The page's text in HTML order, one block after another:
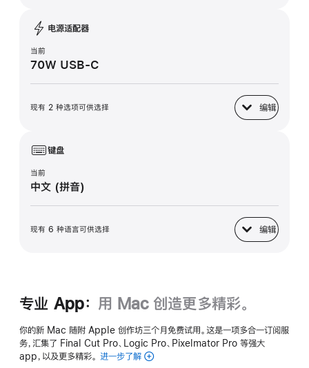
电源适配器
当前
70W USB-C
现有 2 种选项可供选择 编辑
电源适配器
键盘
当前
中文 (拼音)
现有 6 种语言可供选择 编辑
键盘
专业 App： 用 Mac 创造更多精彩。
你的新 Mac 随附 Apple 创作坊三个月免费试用。这是一项多合一订阅服
务，汇集了 Final Cut Pro、Logic Pro、Pixelmator Pro 等强大
app，以及更多精彩。 进一步了解 Apple